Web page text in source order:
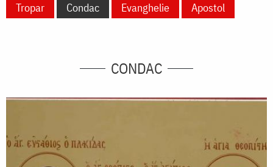
Tropar
Condac Evanghelie Apostol
CONDAC